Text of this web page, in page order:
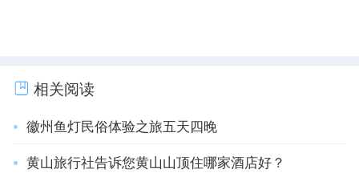
相关阅读
徽州鱼灯民俗体验之旅五天四晚
黄山旅行社告诉您黄山山顶住哪家酒店好？